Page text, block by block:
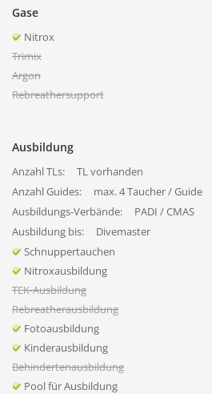
Gase
Nitrox
Trimix
Argon
Rebreathersupport
Ausbildung
Anzahl TLs:
TL vorhanden
Anzahl Guides:
max. 4 Taucher / Guide
Ausbildungs-Verbände:
PADI / CMAS
Ausbildung bis:
Divemaster
Schnuppertauchen
Nitroxausbildung
TEK-Ausbildung
Rebreatherausbildung
Fotoausbildung
Kinderausbildung
Behindertenausbildung
Pool für Ausbildung